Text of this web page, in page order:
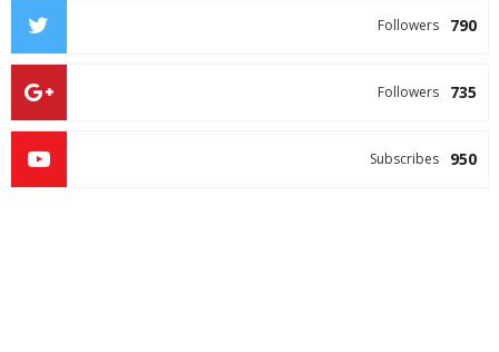
790
Followers
735
Followers
950
Subscribes